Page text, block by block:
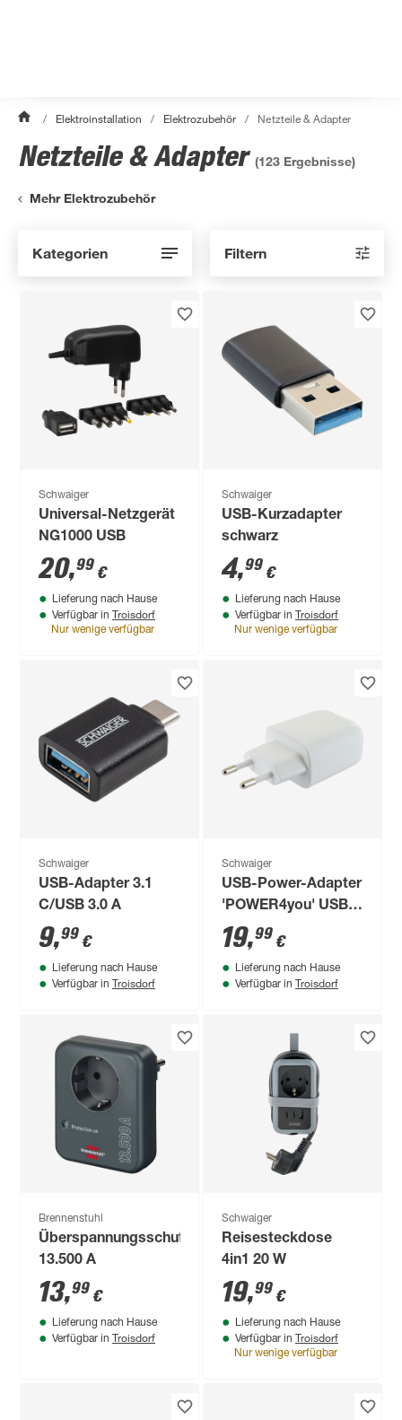
/ Elektroinstallation / Elektrozubehör / Netzteile & Adapter
Netzteile & Adapter (123 Ergebnisse)
Mehr Elektrozubehör
Kategorien Filtern
Schwaiger
Universal-Netzgerät
NG1000 USB
20,99 €
Lieferung nach Hause
Verfügbar in Troisdorf
Nur wenige verfügbar
Schwaiger
USB-Kurzadapter
schwarz
4,99 €
Lieferung nach Hause
Verfügbar in Troisdorf
Nur wenige verfügbar
Schwaiger
USB-Adapter 3.1
C/USB 3.0 A
9,99 €
Lieferung nach Hause
Verfügbar in Troisdorf
Schwaiger
USB-Power-Adapter
'POWER4you' USB
2.0/USB Type-C
19,99 €
Lieferung nach Hause
Verfügbar in Troisdorf
Brennenstuhl
Überspannungsschutzadapter
13.500 A
13,99 €
Lieferung nach Hause
Verfügbar in Troisdorf
Schwaiger
Reisesteckdose
4in1 20 W
19,99 €
Lieferung nach Hause
Verfügbar in Troisdorf
Nur wenige verfügbar